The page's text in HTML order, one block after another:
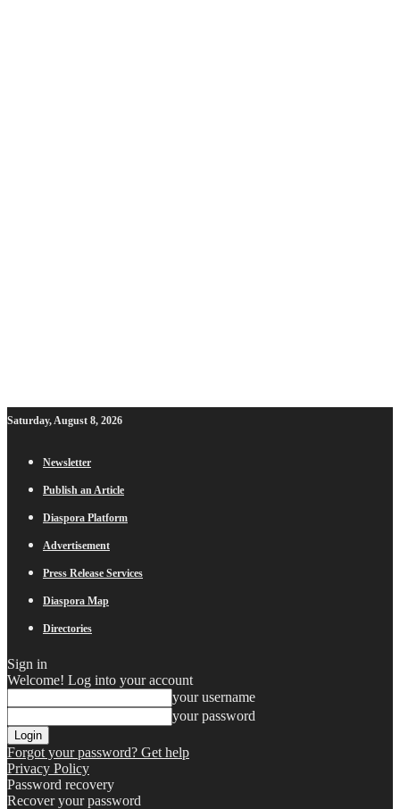
Saturday, August 8, 2026
Newsletter
Publish an Article
Diaspora Platform
Advertisement
Press Release Services
Diaspora Map
Directories
Sign in
Welcome! Log into your account
your username
your password
Forgot your password? Get help
Privacy Policy
Password recovery
Recover your password